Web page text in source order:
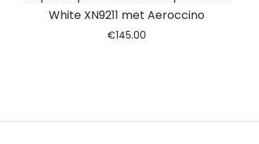
White XN9211 met Aeroccino
€145.00